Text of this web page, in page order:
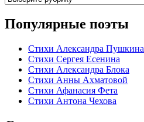
Популярные поэты
Стихи Александра Пушкина
Стихи Сергея Есенина
Стихи Александра Блока
Стихи Анны Ахматовой
Стихи Афанасия Фета
Стихи Антона Чехова